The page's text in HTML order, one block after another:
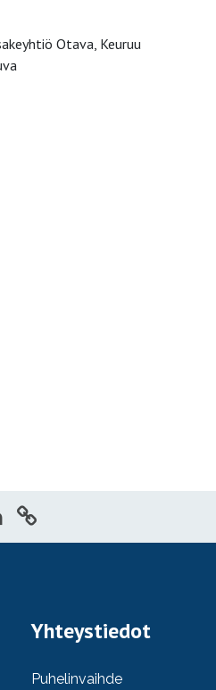
Otava, Keuruu
Yhteystiedot
Puhelinvaihde